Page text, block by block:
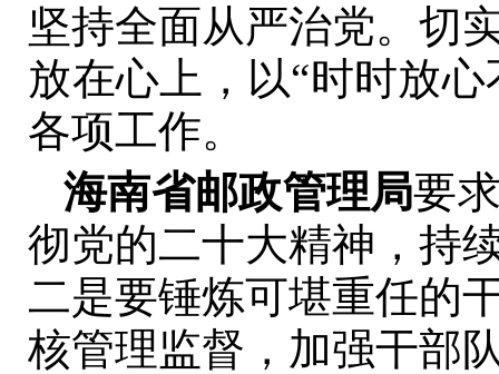
坚持全面从严治党。切
放在心上，以“时时放
各项工作。
海南省邮政管理局要
彻党的二十大精神，持
二是要锤炼可堪重任的
核管理监督，加强干部